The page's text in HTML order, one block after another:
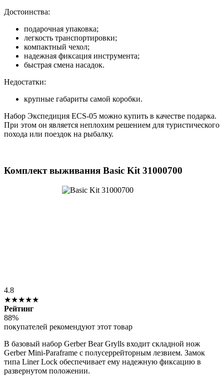
Достоинства:
подарочная упаковка;
легкость транспортировки;
компактный чехол;
надежная фиксация инструмента;
быстрая смена насадок.
Недостатки:
крупные габариты самой коробки.
Набор Экспедиция ECS-05 можно купить в качестве подарка.
При этом он является неплохим решением для туристического
похода или поездок на рыбалку.
Комплект выживания Basic Kit 31000700
4.8
★★★★★
Рейтинг
88%
покупателей рекомендуют этот товар
В базовый набор Gerber Bear Grylls входит складной нож
Gerber Mini-Paraframe с полусеррейторным лезвием. Замок
типа Liner Lock обеспечивает ему надежную фиксацию в
развернутом положении.